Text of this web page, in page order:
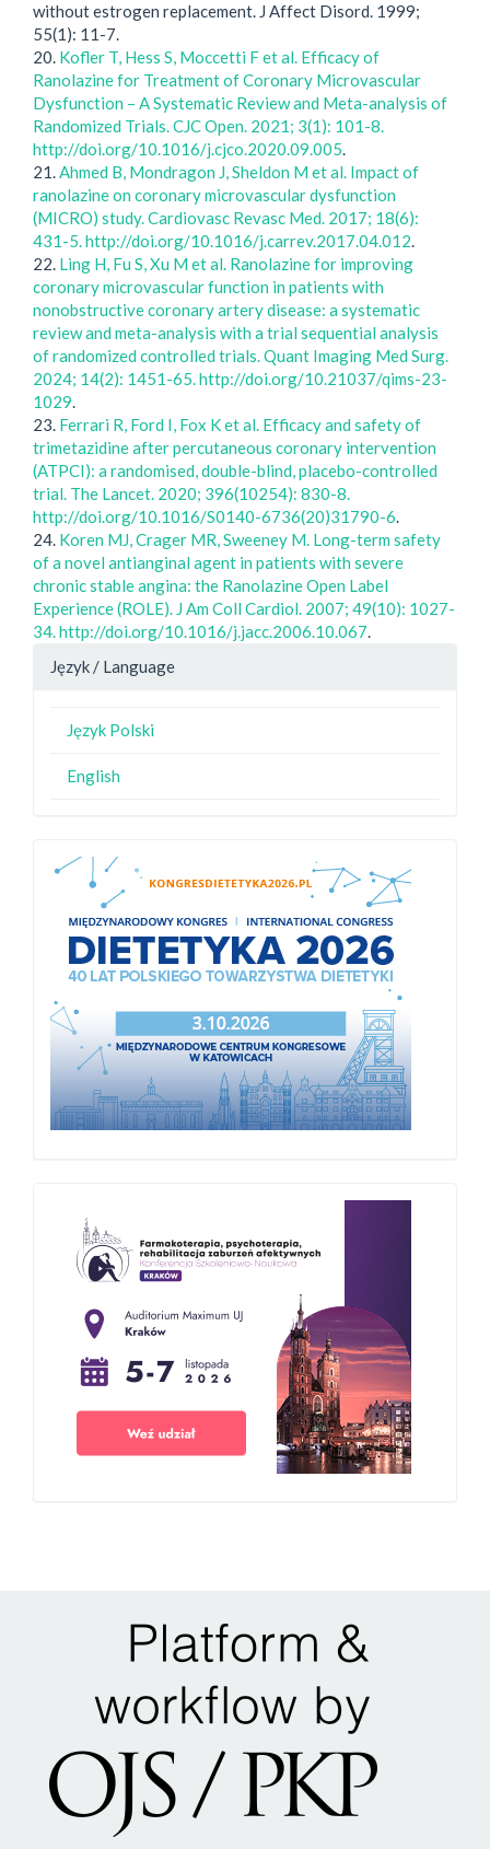
without estrogen replacement. J Affect Disord. 1999;
55(1): 11-7.
20. Kofler T, Hess S, Moccetti F et al. Efficacy of
Ranolazine for Treatment of Coronary Microvascular
Dysfunction – A Systematic Review and Meta-analysis of
Randomized Trials. CJC Open. 2021; 3(1): 101-8.
http://doi.org/10.1016/j.cjco.2020.09.005.
21.Ahmed B, Mondragon J, Sheldon M et al. Impact of
ranolazine on coronary microvascular dysfunction
(MICRO) study. Cardiovasc Revasc Med. 2017; 18(6):
431-5. http://doi.org/10.1016/j.carrev.2017.04.012.
22. Ling H, Fu S, Xu M et al. Ranolazine for improving
coronary microvascular function in patients with
nonobstructive coronary artery disease: a systematic
review and meta-analysis with a trial sequential analysis
of randomized controlled trials. Quant Imaging Med Surg.
2024; 14(2): 1451-65. http://doi.org/10.21037/qims-23-
1029.
23. Ferrari R, Ford I, Fox K et al. Efficacy and safety of
trimetazidine after percutaneous coronary intervention
(ATPCI): a randomised, double-blind, placebo-controlled
trial. The Lancet. 2020; 396(10254): 830-8.
http://doi.org/10.1016/S0140-6736(20)31790-6.
24. Koren MJ, Crager MR, Sweeney M. Long-term safety
of a novel antianginal agent in patients with severe
chronic stable angina: the Ranolazine Open Label
Experience (ROLE). J Am Coll Cardiol. 2007; 49(10): 1027-
34. http://doi.org/10.1016/j.jacc.2006.10.067.
Język / Language
Język Polski
English